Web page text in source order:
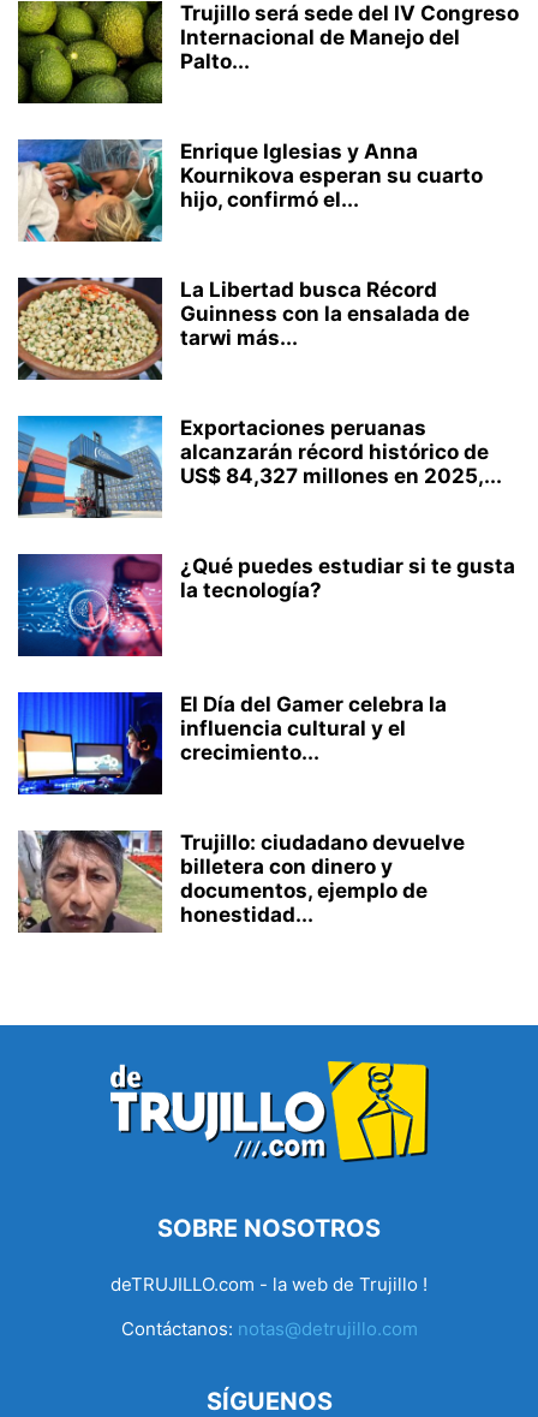
Trujillo será sede del IV Congreso
Internacional de Manejo del
Palto...
Enrique Iglesias y Anna
Kournikova esperan su cuarto
hijo, confirmó el...
La Libertad busca Récord
Guinness con la ensalada de
tarwi más...
Exportaciones peruanas
alcanzarán récord histórico de
US$ 84,327 millones en 2025,...
¿Qué puedes estudiar si te gusta
la tecnología?
El Día del Gamer celebra la
influencia cultural y el
crecimiento...
Trujillo: ciudadano devuelve
billetera con dinero y
documentos, ejemplo de
honestidad...
SOBRE NOSOTROS
deTRUJILLO.com - la web de Trujillo !
Contáctanos: notas@detrujillo.com
SÍGUENOS